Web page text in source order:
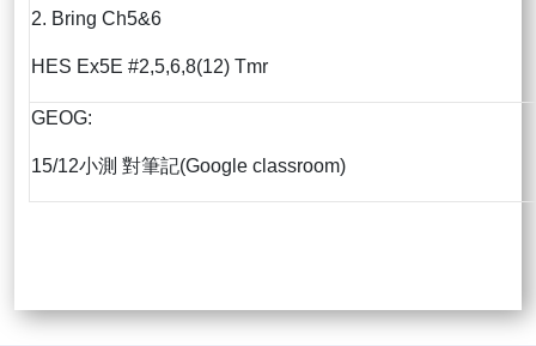
2. Bring Ch5&6
HES Ex5E #2,5,6,8(12) Tmr
GEOG:
15/12小測 對筆記(Google classroom)